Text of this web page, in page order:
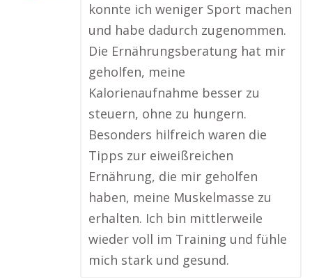
konnte ich weniger Sport machen
und habe dadurch zugenommen.
Die Ernährungsberatung hat mir
geholfen, meine
Kalorienaufnahme besser zu
steuern, ohne zu hungern.
Besonders hilfreich waren die
Tipps zur eiweißreichen
Ernährung, die mir geholfen
haben, meine Muskelmasse zu
erhalten. Ich bin mittlerweile
wieder voll im Training und fühle
mich stark und gesund.